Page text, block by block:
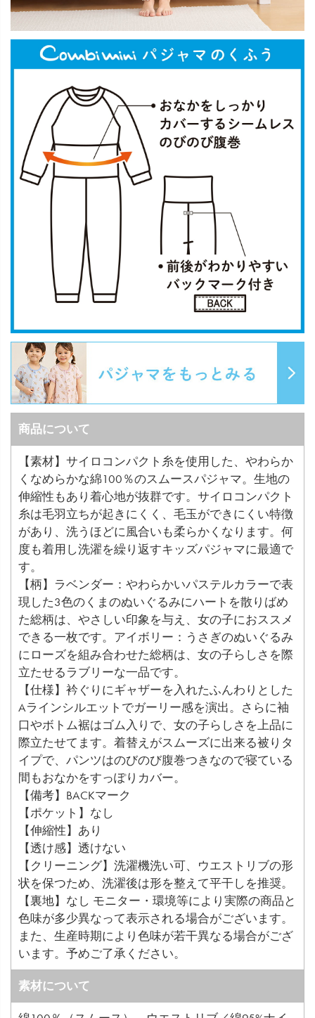
商品について
【素材】サイロコンパクト糸を使用した、やわらか
くなめらかな綿100％のスムースパジャマ。生地の
伸縮性もあり着心地が抜群です。サイロコンパクト
糸は毛羽立ちが起きにくく、毛玉ができにくい特徴
があり、洗うほどに風合いも柔らかくなります。何
度も着用し洗濯を繰り返すキッズパジャマに最適で
す。
【柄】ラベンダー：やわらかいパステルカラーで表
現した3色のくまのぬいぐるみにハートを散りばめ
た総柄は、やさしい印象を与え、女の子におススメ
できる一枚です。アイボリー：うさぎのぬいぐるみ
にローズを組み合わせた総柄は、女の子らしさを際
立たせるラブリーな一品です。
【仕様】衿ぐりにギャザーを入れたふんわりとした
Aラインシルエットでガーリー感を演出。さらに袖
口やボトム裾はゴム入りで、女の子らしさを上品に
際立たせてます。着替えがスムーズに出来る被りタ
イプで、パンツはのびのび腹巻つきなので寝ている
間もおなかをすっぽりカバー。
【備考】BACKマーク
【ポケット】なし
【伸縮性】あり
【透け感】透けない
【クリーニング】洗濯機洗い可、ウエストリブの形
状を保つため、洗濯後は形を整えて平干しを推奨。
【裏地】なし モニター・環境等により実際の商品と
色味が多少異なって表示される場合がございます。
また、生産時期により色味が若干異なる場合がござ
います。予めご了承ください。
素材について